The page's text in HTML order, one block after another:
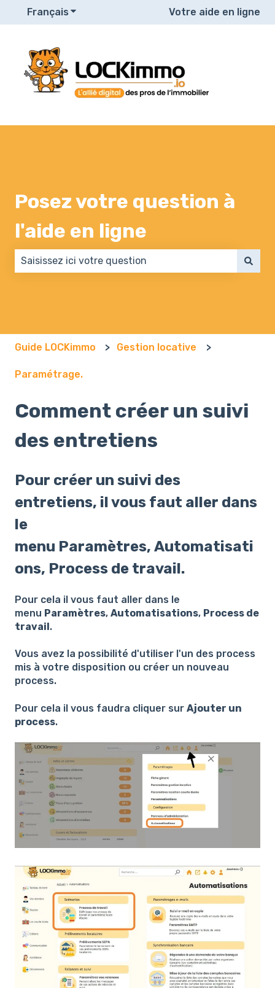
Français Afficher le sous-menu pour les
Votre aide en ligne
Posez votre question à
l'aide en ligne
Guide LOCKimmo Gestion locative
Paramétrage.
Comment créer un suivi
des entretiens
Pour créer un suivi des
entretiens, il vous faut aller dans
le
menu Paramètres, Automatisati
ons, Process de travail.
Pour cela il vous faut aller dans le
menu Paramètres, Automatisations, Process de
travail.
Vous avez la possibilité d'utiliser l'un des process
mis à votre disposition ou créer un nouveau
process.
Pour cela il vous faudra cliquer sur Ajouter un
process.